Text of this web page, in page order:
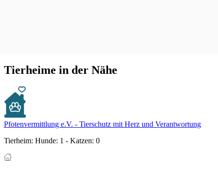
Tierheime in der Nähe
Pfotenvermittlung e.V. - Tierschutz mit Herz und Verantwortung
Tierheim: Hunde: 1 - Katzen: 0